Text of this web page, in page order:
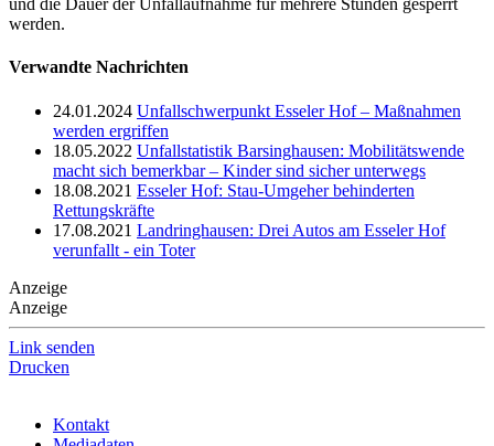
und die Dauer der Unfallaufnahme für mehrere Stunden gesperrt
werden.
Verwandte Nachrichten
24.01.2024 Unfallschwerpunkt Esseler Hof – Maßnahmen
werden ergriffen
18.05.2022 Unfallstatistik Barsinghausen: Mobilitätswende
macht sich bemerkbar – Kinder sind sicher unterwegs
18.08.2021 Esseler Hof: Stau-Umgeher behinderten
Rettungskräfte
17.08.2021 Landringhausen: Drei Autos am Esseler Hof
verunfallt - ein Toter
Anzeige
Anzeige
Link senden
Drucken
Kontakt